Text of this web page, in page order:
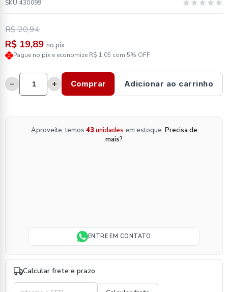
SKU 430099
R$ 20,94
R$ 19,89 no pix
Pague no pix e economize R$ 1,05 com 5% OFF
− + Comprar Adicionar ao carrinho
Aproveite, temos 43unidades em estoque. Precisa de
mais?
ENTRE EM CONTATO
Calcular frete e prazo